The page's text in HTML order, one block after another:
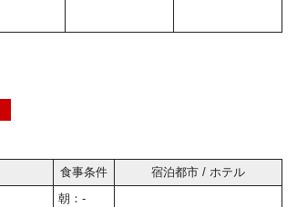
食事条件
宿泊都市 / ホテル
朝：-